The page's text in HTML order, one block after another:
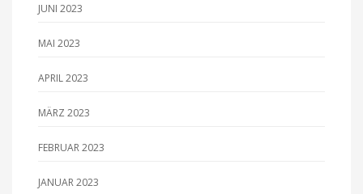
JUNI 2023
MAI 2023
APRIL 2023
MÄRZ 2023
FEBRUAR 2023
JANUAR 2023